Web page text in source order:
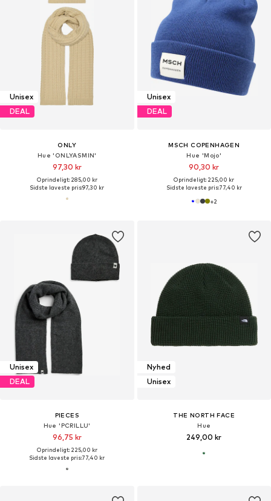
Unisex
DEAL
ONLY
Hue 'ONLYASMIN'
97,30 kr
Oprindeligt: 285,00 kr
Sidste laveste pris:97,30 kr
Unisex
DEAL
MSCH COPENHAGEN
Hue 'Mojo'
90,30 kr
Oprindeligt: 225,00 kr
Sidste laveste pris:77,40 kr
+2
Unisex
DEAL
PIECES
Hue 'PCRILLU'
96,75 kr
Oprindeligt: 225,00 kr
Sidste laveste pris:77,40 kr
Nyhed
Unisex
THE NORTH FACE
Hue
249,00 kr